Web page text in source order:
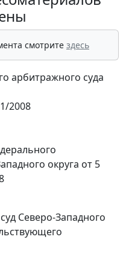
смотрите здесь
арбитражного суда
2008
округа от 5
Северо-Западного